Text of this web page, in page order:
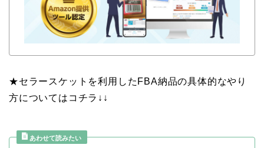
★セラースケットを利用したFBA納品の具体的なやり
方についてはコチラ↓↓